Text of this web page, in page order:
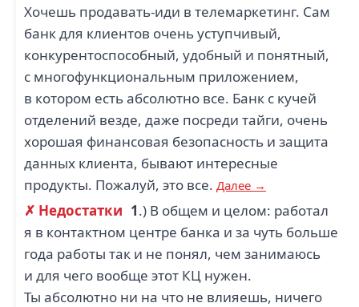
Хочешь продавать-иди в телемаркетинг. Сам
банк для клиентов очень уступчивый,
конкурентоспособный, удобный и понятный,
с многофункциональным приложением,
в котором есть абсолютно все. Банк с кучей
отделений везде, даже посреди тайги, очень
хорошая финансовая безопасность и защита
данных клиента, бывают интересные
продукты. Пожалуй, это все. Далее →
✗ Недостатки 1.) В общем и целом: работал
я в контактном центре банка и за чуть больше
года работы так и не понял, чем занимаюсь
и для чего вообще этот КЦ нужен.
Ты абсолютно ни на что не влияешь, ничего